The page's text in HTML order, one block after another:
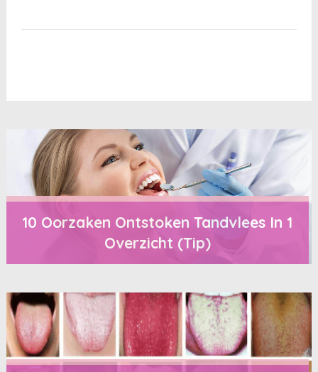
10 Oorzaken Ontstoken Tandvlees In 1
Overzicht (Tip)